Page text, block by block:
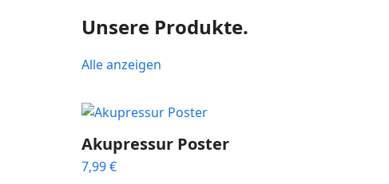
Unsere Produkte.
Alle anzeigen
Akupressur Poster
7,99€